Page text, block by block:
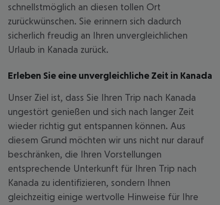
schnellstmöglich an diesen tollen Ort
zurückwünschen. Sie erinnern sich dadurch
sicherlich freudig an Ihren unvergleichlichen
Urlaub in Kanada zurück.
Erleben Sie eine unvergleichliche Zeit in Kanada
Unser Ziel ist, dass Sie Ihren Trip nach Kanada
ungestört genießen und sich nach langer Zeit
wieder richtig gut entspannen können. Aus
diesem Grund möchten wir uns nicht nur darauf
beschränken, die Ihren Vorstellungen
entsprechende Unterkunft für Ihren Trip nach
Kanada zu identifizieren, sondern Ihnen
gleichzeitig einige wertvolle Hinweise für Ihre